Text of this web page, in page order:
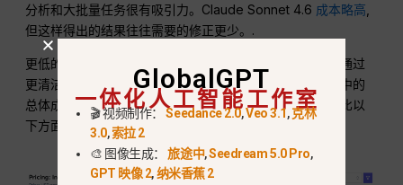
分析和大批量任务很有吸引力。Claude Sonnet 4.6 成本略高
但这样得出的结果往往需要的修正更少。.
更低的价格并不总是意味着更高的价值。如果一个模型能通过
更清洁的输出来节省时间，那么它就能降低实际工作流程中的
总体成本。对于团队和企业来说，可靠性和节省时间往往比以
下方面的微小差异更重要
GlobalGPT
一体化人工智能工作室
🎬 视频制作：Seedance 2.0,Veo 3.1,克林
3.0,索拉 2
🎨 图像生成：旅途中,Seedream 5.0 Pro,
GPT 映像 2,纳米香蕉 2